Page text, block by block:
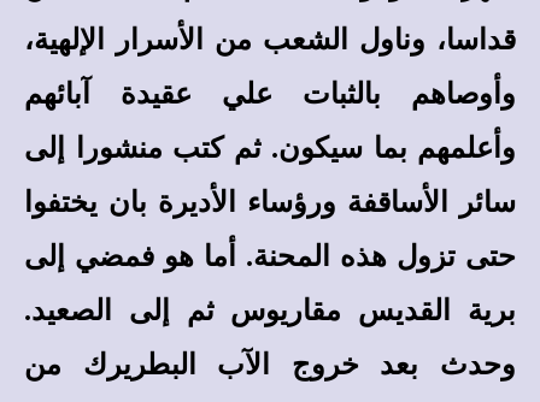
قداسا، وناول الشعب من الأسرار الإلهية،
وأوصاهم بالثبات علي عقيدة آبائهم
وأعلمهم بما سيكون. ثم كتب منشورا إلى
سائر الأساقفة ورؤساء الأديرة بان يختفوا
حتى تزول هذه المحنة. أما هو فمضي إلى
برية القديس مقاريوس ثم إلى الصعيد.
وحدث بعد خروج الآب البطريرك من